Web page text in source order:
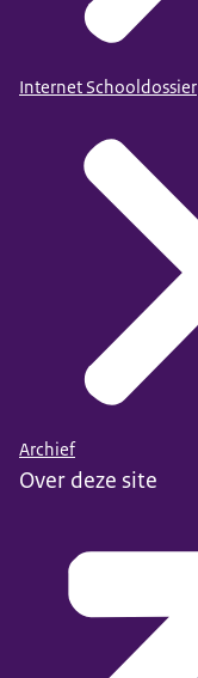
Internet Schooldossier
Archief
Over deze site